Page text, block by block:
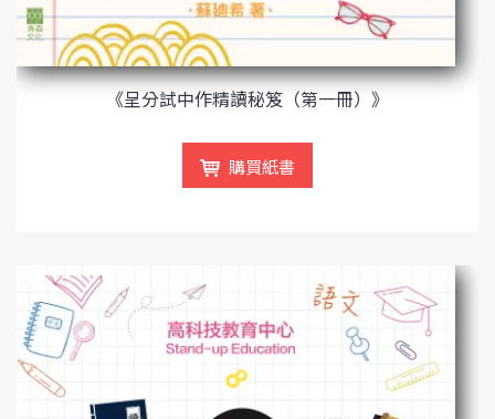
《呈分試中作精讀秘笈（第一冊）》
購買紙書